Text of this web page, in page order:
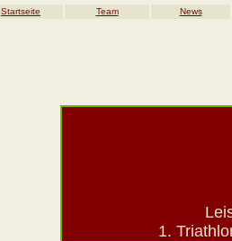
Startseite Team News
1.